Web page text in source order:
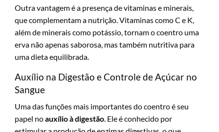
Outra vantagem é a presença de vitaminas e minerais,
que complementam a nutrição. Vitaminas como C e K,
além de minerais como potássio, tornam o coentro uma
erva não apenas saborosa, mas também nutritiva para
uma dieta equilibrada.
Auxílio na Digestão e Controle de Açúcar no
Sangue
Uma das funções mais importantes do coentro é seu
papel noauxílio à digestão . Ele é conhecido por